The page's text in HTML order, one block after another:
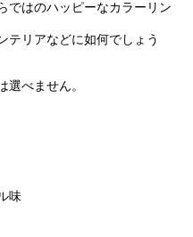
ではのハッピーなカラーリン
テリアなどに如何でしょう
べません。
味